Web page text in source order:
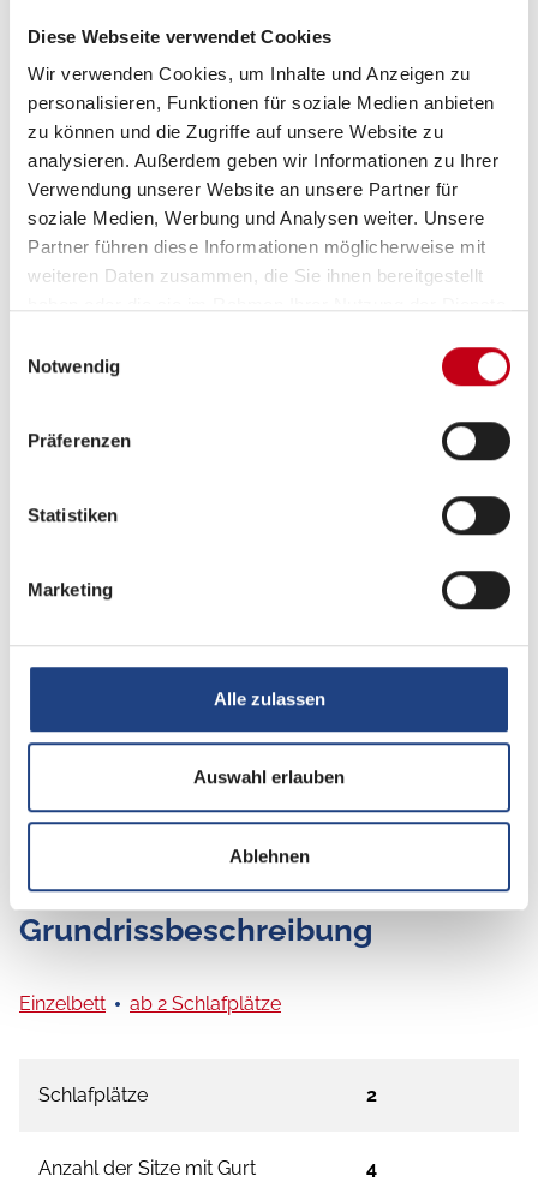
Diese Webseite verwendet Cookies
Wir verwenden Cookies, um Inhalte und Anzeigen zu
personalisieren, Funktionen für soziale Medien anbieten
zu können und die Zugriffe auf unsere Website zu
analysieren. Außerdem geben wir Informationen zu Ihrer
Verwendung unserer Website an unsere Partner für
soziale Medien, Werbung und Analysen weiter. Unsere
Partner führen diese Informationen möglicherweise mit
weiteren Daten zusammen, die Sie ihnen bereitgestellt
Notwendig
Präferenzen
Statistiken
Marketing
Alle zulassen
Auswahl erlauben
Ablehnen
Inneneinrichtung
Bettverbreiterung
Sanitär
WC
Elektro
Sonstiges
Isofix
Grundrissbeschreibung
Einzelbett ab 2 Schlafplätze
Schlafplätze 2
Anzahl der Sitze mit Gurt 4